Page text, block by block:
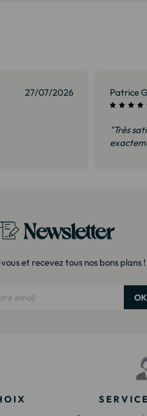
27/07/2026 Patrice
"Très
Newsletter
et recevez tous nos bons plans !
OK